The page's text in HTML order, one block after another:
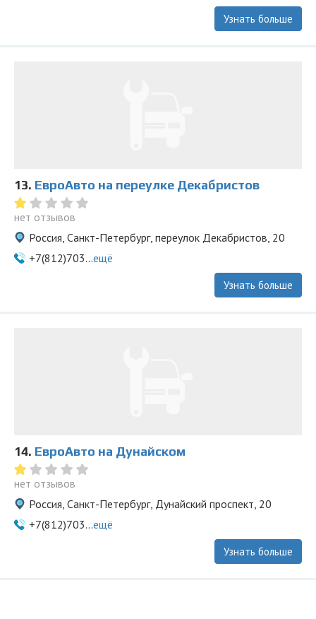
Узнать больше
13. ЕвроАвто на переулке Декабристов
нет отзывов
Россия, Санкт-Петербург, переулок Декабристов, 20
+7(812)703...ещё
Узнать больше
14. ЕвроАвто на Дунайском
нет отзывов
Россия, Санкт-Петербург, Дунайский проспект, 20
+7(812)703...ещё
Узнать больше